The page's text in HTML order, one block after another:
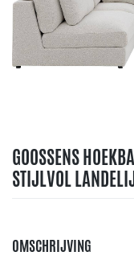
GOOSSENS
STIJLVOL
OMSCHRIJVING